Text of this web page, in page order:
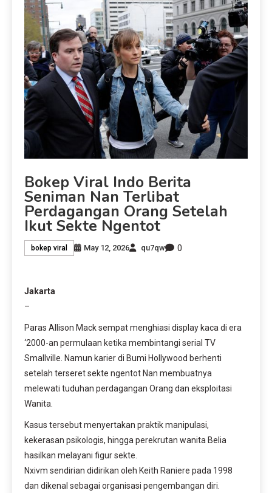
Bokep Viral Indo Berita
Seniman Nan Terlibat
Perdagangan Orang Setelah
Ikut Sekte Ngentot
bokep viral May 12, 2026 qu7qw 0
Jakarta
–
Paras Allison Mack sempat menghiasi display kaca di era
‘2000-an permulaan ketika membintangi serial TV
Smallville. Namun karier di Bumi Hollywood berhenti
setelah terseret sekte ngentot Nan membuatnya
melewati tuduhan perdagangan Orang dan eksploitasi
Wanita.
Kasus tersebut menyertakan praktik manipulasi,
kekerasan psikologis, hingga perekrutan wanita Belia
hasilkan melayani figur sekte.
Nxivm sendirian didirikan oleh Keith Raniere pada 1998
dan dikenal sebagai organisasi pengembangan diri.